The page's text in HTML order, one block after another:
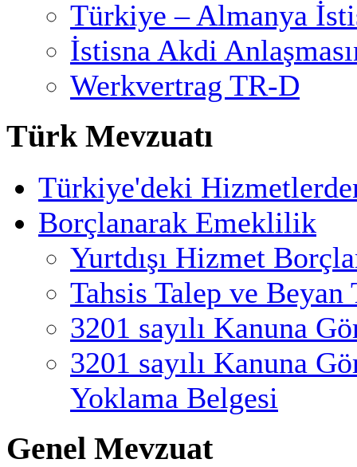
Türkiye – Almanya
İstisna Akdi
Werkvertrag TR-D
Türk Mevzuatı
Türkiye'deki
Borçlanarak Emeklilik
Yurtdışı Hizmet
Tahsis Talep ve Beyan
3201 sayılı Kanuna
3201 sayılı Kanuna
Yoklama Belgesi
Genel Mevzuat